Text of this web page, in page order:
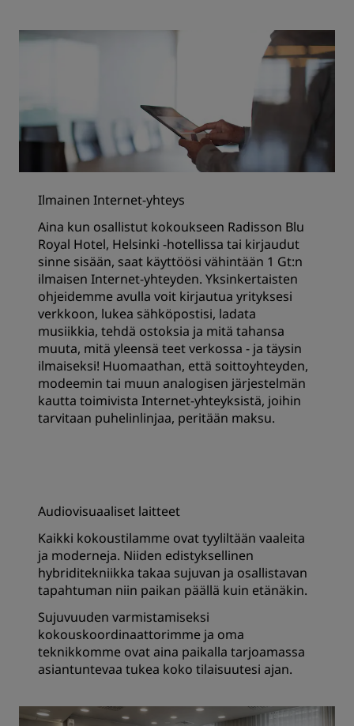
Ilmainen Internet-yhteys
Aina kun osallistut kokoukseen Radisson Blu
Royal Hotel, Helsinki -hotellissa tai kirjaudut
sinne sisään, saat käyttöösi vähintään 1 Gt:n
ilmaisen Internet-yhteyden. Yksinkertaisten
ohjeidemme avulla voit kirjautua yrityksesi
verkkoon, lukea sähköpostisi, ladata
musiikkia, tehdä ostoksia ja mitä tahansa
muuta, mitä yleensä teet verkossa - ja täysin
ilmaiseksi! Huomaathan, että soittoyhteyden,
modeemin tai muun analogisen järjestelmän
kautta toimivista Internet-yhteyksistä, joihin
tarvitaan puhelinlinjaa, peritään maksu.
Audiovisuaaliset laitteet
Kaikki kokoustilamme ovat tyyliltään vaaleita
ja moderneja. Niiden edistyksellinen
hybriditekniikka takaa sujuvan ja osallistavan
tapahtuman niin paikan päällä kuin etänäkin.
Sujuvuuden varmistamiseksi
kokouskoordinaattorimme ja oma
teknikkomme ovat aina paikalla tarjoamassa
asiantuntevaa tukea koko tilaisuutesi ajan.